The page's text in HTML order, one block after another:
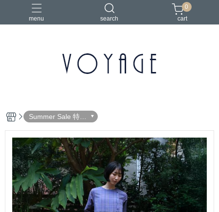
menu search
0
cart
Summer Sale 特惠
活動